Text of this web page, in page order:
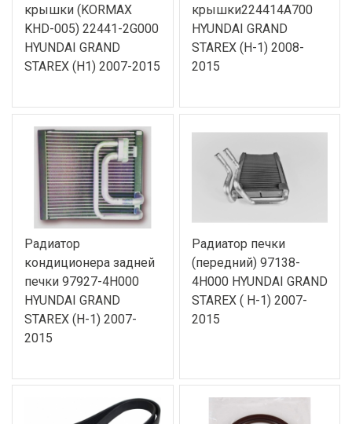
крышки (KORMAX
KHD-005) 22441-2G000
HYUNDAI GRAND
STAREX (H1) 2007-2015
крышки224414A700
HYUNDAI GRAND
STAREX (H-1) 2008-
2015
Радиатор
кондиционера задней
печки 97927-4H000
HYUNDAI GRAND
STAREX (H-1) 2007-
2015
Радиатор печки
(передний) 97138-
4H000 HYUNDAI GRAND
STAREX ( H-1) 2007-
2015